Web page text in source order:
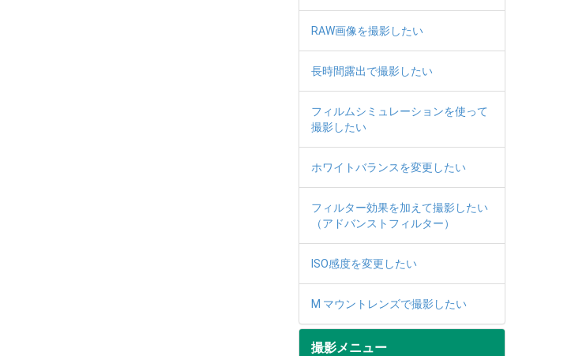
RAW画像を撮影したい
長時間露出で撮影したい
フィルムシミュレーションを使って
撮影したい
ホワイトバランスを変更したい
フィルター効果を加えて撮影したい
（アドバンストフィルター）
ISO感度を変更したい
M マウントレンズで撮影したい
撮影メニュー